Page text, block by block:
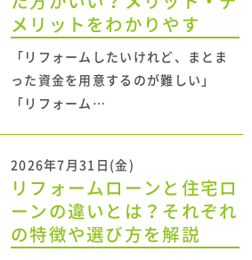
メリットをわかりやす
「リフォームしたいけれど、まとま
った資金を用意するのが難しい」
「リフォーム…
2026年7月31日(金)
リフォームローンと住宅ロ
ーンの違いとは？それぞれ
の特徴や選び方を解説